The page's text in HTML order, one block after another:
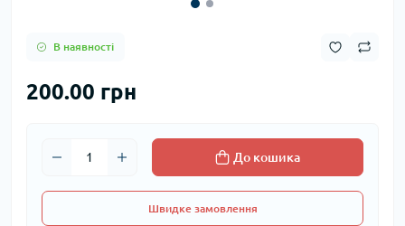
В наявності
200.00 грн
До кошика
Швидке замовлення